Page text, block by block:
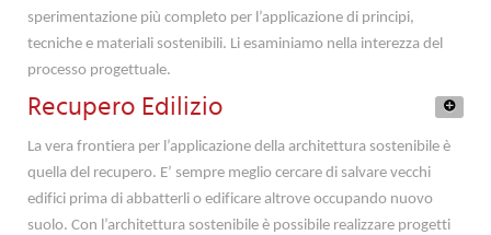
sperimentazione più completo per l’applicazione di principi,
tecniche e materiali sostenibili. Li esaminiamo nella interezza del
processo progettuale.
Residenziale
Recupero Edilizio
La vera frontiera per l’applicazione della architettura sostenibile è
quella del recupero. E’ sempre meglio cercare di salvare vecchi
edifici prima di abbatterli o edificare altrove occupando nuovo
suolo. Con l’architettura sostenibile è possibile realizzare progetti